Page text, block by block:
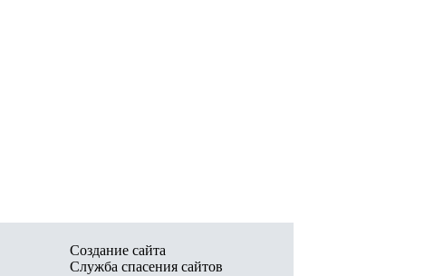
Создание сайта
Служба спасения сайтов